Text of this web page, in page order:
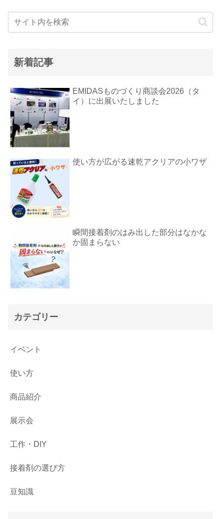
新着記事
EMIDASものづくり商談会2026（タ
イ）に出展いたしました
使い方が広がる速乾アクリアの小ワザ
瞬間接着剤のはみ出した部分はなかな
か固まらない
カテゴリー
イベント
使い方
商品紹介
展示会
工作・DIY
接着剤の選び方
豆知識